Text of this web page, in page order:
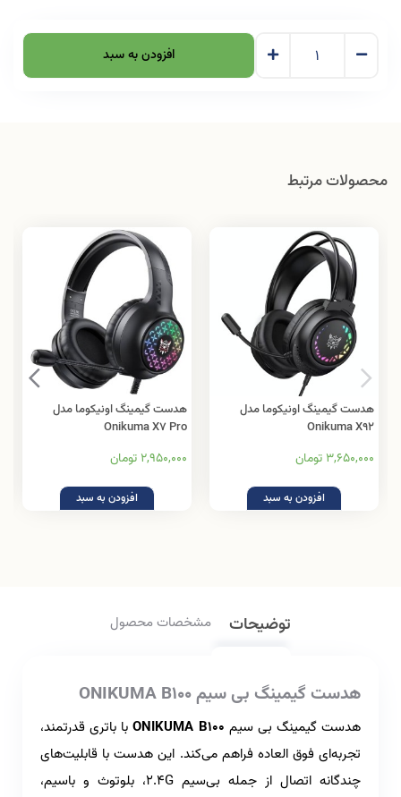
افزودن به سبد
محصولات مرتبط
هدست گیمینگ اونیکوما مدل
Onikuma X92
3,650,000 تومان
افزودن به سبد
هدست گیمینگ اونیکوما مدل
Onikuma X7 Pro
2,950,000 تومان
افزودن به سبد
توضیحات مشخصات محصول
هدست گیمینگ بی سیم ONIKUMA B100
هدست گیمینگ بی سیم ONIKUMA B100 با باتری قدرتمند،
تجربه‌ای فوق العاده فراهم می‌کند. این هدست با قابلیت‌های
چندگانه اتصال از جمله بی‌سیم 2.4G، بلوتوث و باسیم،